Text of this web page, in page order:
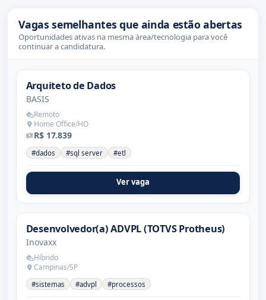
Vagas semelhantes que ainda estão abertas
Oportunidades ativas na mesma área/tecnologia para você
continuar a candidatura.
Arquiteto de Dados
BASIS
Remoto
Home Office/HO
R$ 17.839
#dados #sql server #etl
Ver vaga
Desenvolvedor(a) ADVPL (TOTVS Protheus)
Inovaxx
Híbrido
Campinas/SP
#sistemas #advpl #processos